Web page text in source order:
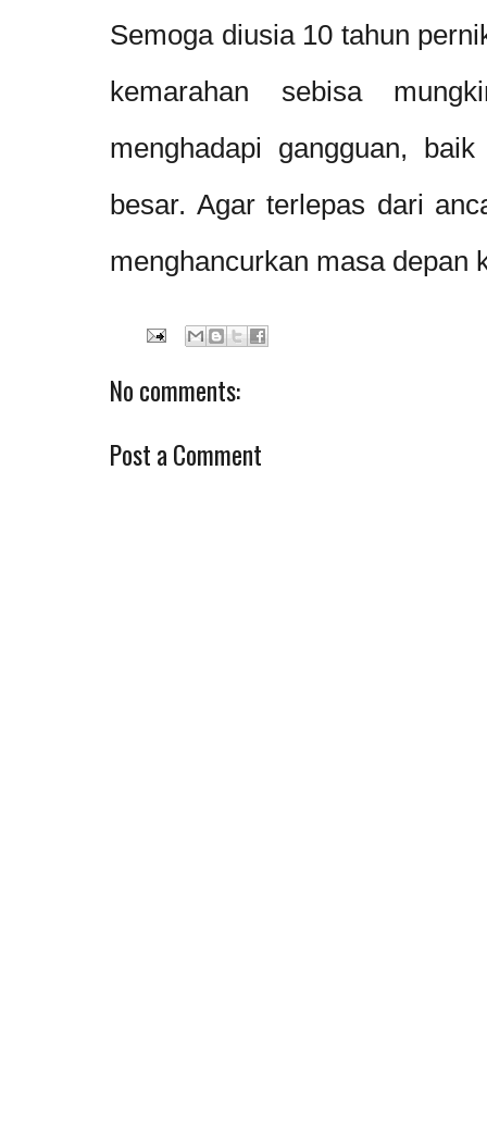
Semoga diusia 10 tahun
kemarahan sebisa
menghadapi gangguan,
besar. Agar terlepas dari
menghancurkan masa depan
No comments:
Post a Comment